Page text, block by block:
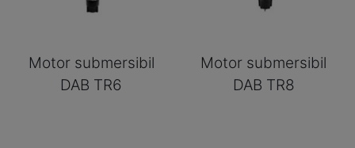
Motor submersibil
DAB TR6
Motor submersibil
DAB TR8